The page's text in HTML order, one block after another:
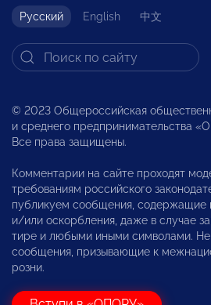
Русский English 中文
© 2023 Общероссийская
и среднего предпринимательства
Все права защищены.
Комментарии на сайте проходят
требованиям российского
публикуем сообщения, содержащие
и/или оскорбления, даже в случае
тире и любыми иными символами. Не
сообщения, призывающие к
розни.